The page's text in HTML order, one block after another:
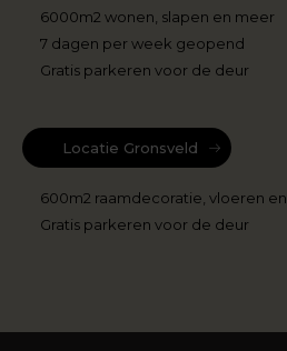
6000m2 wonen, slapen en meer
7 dagen per week geopend
Gratis parkeren voor de deur
Locatie Gronsveld
600m2 raamdecoratie, vloeren
Gratis parkeren voor de deur